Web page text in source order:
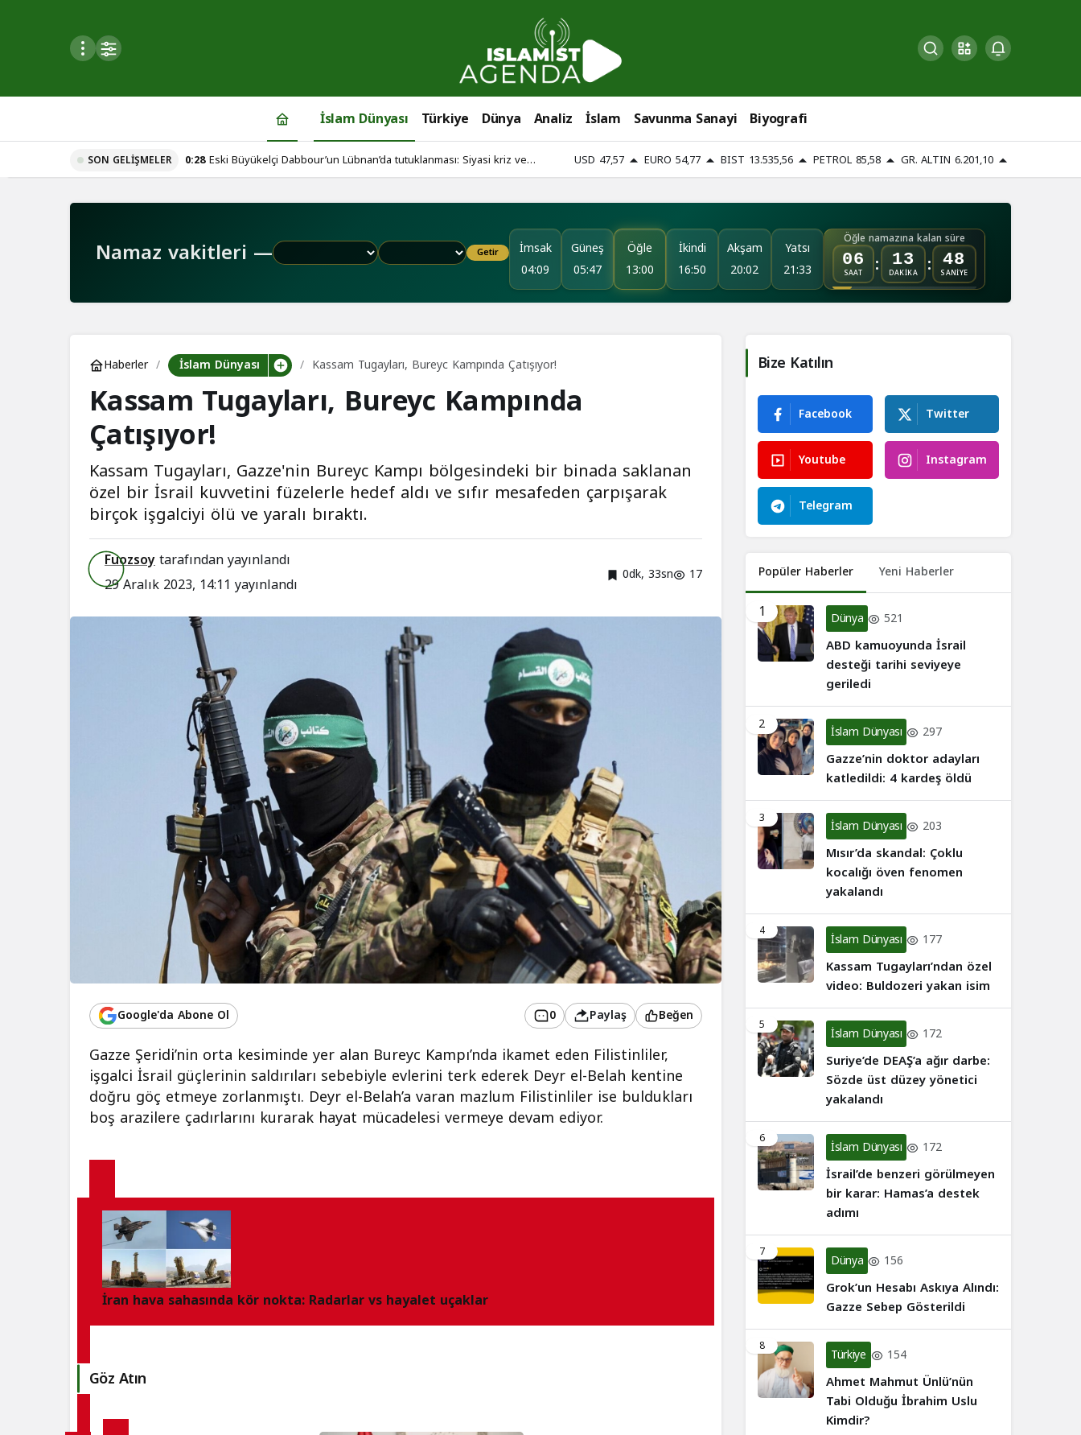
Mod
İslam Dünyası Türkiye Dünya Analiz İslam Savunma Sanayi Biyografi
SON GELIŞMELER 0:28 Eski Büyükelçi Dabbour’un Lübnan’da tutuklanması: Siyasi kriz ve
USD 47,57 EURO 54,77 BIST 13.535,56 PETROL 85,58 GR. ALTIN 6.201,10
Namaz vakitleri — Getir
İmsak
04:09
Güneş
05:47
Öğle
13:00
İkindi
16:50
Akşam
20:02
Yatsı
21:33
Öğle namazına kalan süre
06
SAAT : 13
DAKİKA : 46
SANİYE
Haberler İslam Dünyası Kassam Tugayları, Bureyc Kampında Çatışıyor!
Kassam Tugayları, Bureyc Kampında
Çatışıyor!
Kassam Tugayları, Gazze'nin Bureyc Kampı bölgesindeki bir binada saklanan
özel bir İsrail kuvvetini füzelerle hedef aldı ve sıfır mesafeden çarpışarak
birçok işgalciyi ölü ve yaralı bıraktı.
Fuozsoytarafından yayınlandı
29 Aralık 2023, 14:11 yayınlandı 0dk, 33sn 17
Google'da Abone Ol 0 Paylaş Beğen
Gazze Şeridi’nin orta kesiminde yer alan Bureyc Kampı’nda ikamet eden Filistinliler,
işgalci İsrail güçlerinin saldırıları sebebiyle evlerini terk ederek Deyr el-Belah kentine
doğru göç etmeye zorlanmıştı. Deyr el-Belah’a varan mazlum Filistinliler ise buldukları
boş arazilere çadırlarını kurarak hayat mücadelesi vermeye devam ediyor.
İran hava sahasında kör nokta: Radarlar vs hayalet uçaklar
Göz Atın
Bize Katılın
Facebook Twitter
Youtube Instagram
Telegram
Popüler Haberler Yeni Haberler
1 Dünya 521
ABD kamuoyunda İsrail
desteği tarihi seviyeye
geriledi
2 İslam Dünyası 297
Gazze’nin doktor adayları
katledildi: 4 kardeş öldü
3 İslam Dünyası 203
Mısır’da skandal: Çoklu
kocalığı öven fenomen
yakalandı
4 İslam Dünyası 177
Kassam Tugayları’ndan özel
video: Buldozeri yakan isim
5 İslam Dünyası 172
Suriye’de DEAŞ’a ağır darbe:
Sözde üst düzey yönetici
yakalandı
6 İslam Dünyası 172
İsrail’de benzeri görülmeyen
bir karar: Hamas’a destek
adımı
7 Dünya 156
Grok’un Hesabı Askıya Alındı:
Gazze Sebep Gösterildi
8 Türkiye 154
Ahmet Mahmut Ünlü’nün
Tabi Olduğu İbrahim Uslu
Kimdir?